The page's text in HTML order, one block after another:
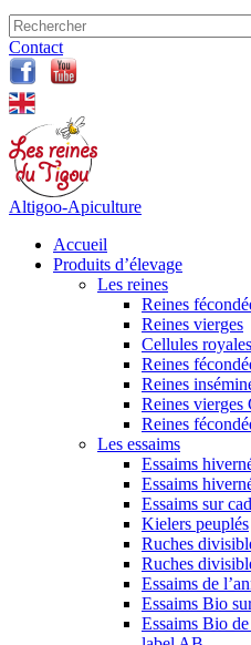
Contact
Altigoo-Apiculture
Accueil
Produits d’élevage
Les reines
Reines
Reines vierges
Cellules royales
Reines
Reines
Reines vierges
Reines
Les essaims
Essaims
Essaims
Essaims sur
Kielers peuplés
Ruches
Ruches
Essaims de
Essaims Bio
Essaims Bio de